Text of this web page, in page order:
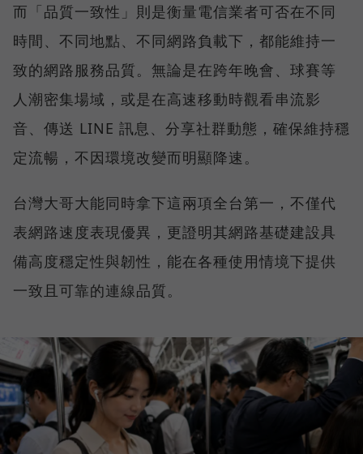
而「品質一致性」則是衡量電信業者可否在不同
時間、不同地點、不同網路負載下，都能維持一
致的網路服務品質。無論是在跨年晚會、球賽等
人潮密集場域，或是在高速移動時觀看串流影
音、傳送 LINE 訊息、分享社群動態，確保維持穩
定流暢，不因環境改變而明顯降速。
台灣大哥大能同時拿下這兩項全台第一，不僅代
表網路速度表現優異，更證明其網路基礎建設具
備高度穩定性與韌性，能在各種使用情境下提供
一致且可靠的連線品質。